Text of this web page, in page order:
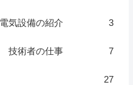
気設備の紹介 3
技術者の仕事 7
27